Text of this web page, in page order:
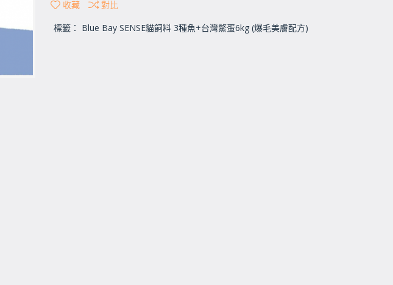
收藏
對比
標籤： Blue Bay SENSE貓飼料 3種魚+台灣鱉蛋6kg (爆毛美膚配方)